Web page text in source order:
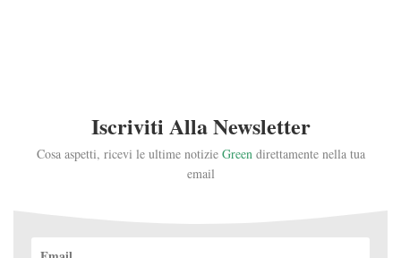
Iscriviti Alla Newsletter
Cosa aspetti, ricevi le ultime notizie Green direttamente nella tua
email